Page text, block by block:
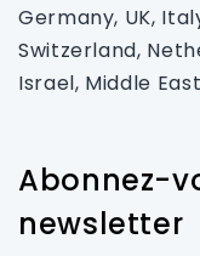
Germany, UK,
Switzerland,
Israel, Middle
Abonnez-
newsletter